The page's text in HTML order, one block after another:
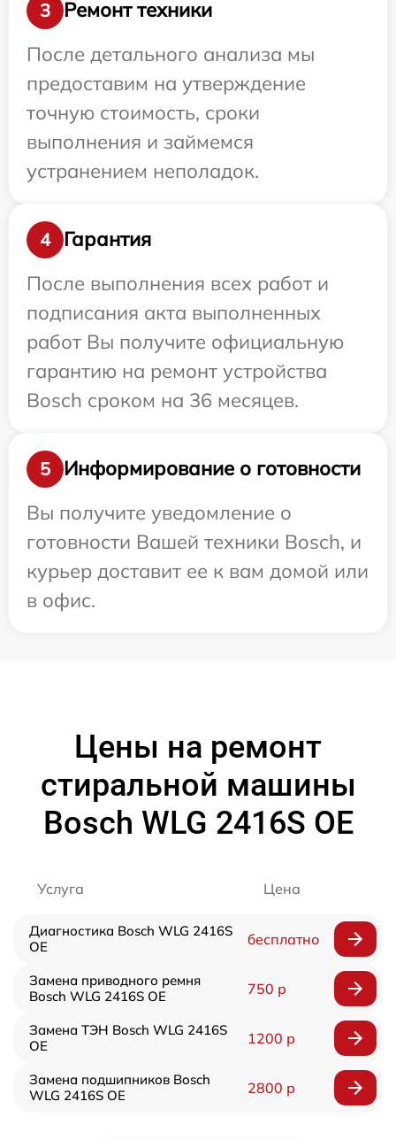
3
Ремонт техники
После детального анализа мы
предоставим на утверждение
точную стоимость, сроки
выполнения и займемся
устранением неполадок.
4
Гарантия
После выполнения всех работ и
подписания акта выполненных
работ Вы получите официальную
гарантию на ремонт устройства
Bosch сроком на 36 месяцев.
5
Информирование о готовности
Вы получите уведомление о
готовности Вашей техники Bosch, и
курьер доставит ее к вам домой или
в офис.
Цены на ремонт
стиральной машины
Bosch WLG 2416S OE
Услуга Цена
Диагностика Bosch WLG 2416S
OE
бесплатно
Замена приводного ремня
Bosch WLG 2416S OE
750 р
Замена ТЭН Bosch WLG 2416S
OE
1200 р
Замена подшипников Bosch
WLG 2416S OE
2800 р